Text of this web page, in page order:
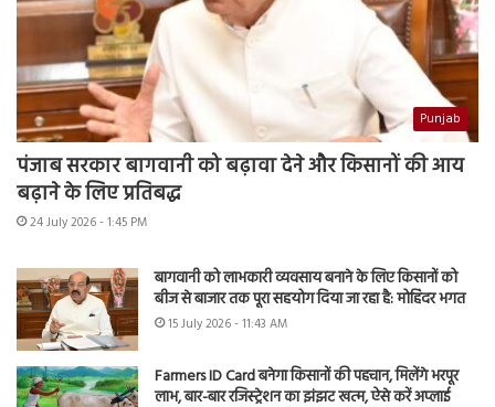
Punjab
पंजाब सरकार बागवानी को बढ़ावा देने और किसानों की आय
बढ़ाने के लिए प्रतिबद्ध
24 July 2026 - 1:45 PM
बागवानी को लाभकारी व्यवसाय बनाने के लिए किसानों को
बीज से बाजार तक पूरा सहयोग दिया जा रहा है: मोहिंदर भगत
15 July 2026 - 11:43 AM
Farmers ID Card बनेगा किसानों की पहचान, मिलेंगे भरपूर
लाभ, बार-बार रजिस्ट्रेशन का झंझट खत्म, ऐसे करें अप्लाई